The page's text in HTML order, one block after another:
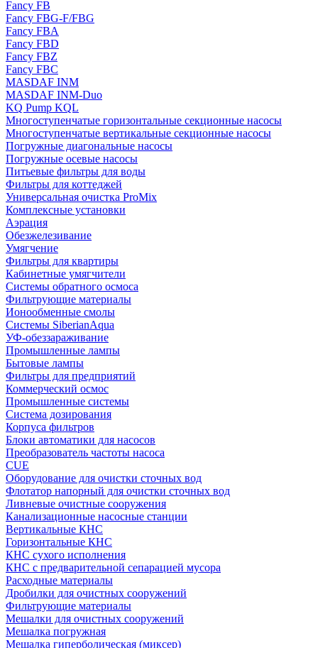
Fancy FB
Fancy FBG-F/FBG
Fancy FBA
Fancy FBD
Fancy FBZ
Fancy FBC
MASDAF INM
MASDAF INM-Duo
KQ Pump KQL
Многоступенчатые горизонтальные секционные насосы
Многоступенчатые вертикальные секционные насосы
Погружные диагональные насосы
Погружные осевые насосы
Питьевые фильтры для воды
Фильтры для коттеджей
Универсальная очистка ProMix
Комплексные установки
Аэрация
Обезжелезивание
Умягчение
Фильтры для квартиры
Кабинетные умягчители
Системы обратного осмоса
Фильтрующие материалы
Ионообменные смолы
Системы SiberianAqua
УФ-обеззараживание
Промышленные лампы
Бытовые лампы
Фильтры для предприятий
Коммерческий осмос
Промышленные системы
Система дозирования
Корпуса фильтров
Блоки автоматики для насосов
Преобразователь частоты насоса
CUE
Оборудование для очистки сточных вод
Флотатор напорный для очистки сточных вод
Ливневые очистные сооружения
Канализационные насосные станции
Вертикальные КНС
Горизонтальные КНС
КНС сухого исполнения
КНС с предварительной сепарацией мусора
Расходные материалы
Дробилки для очистных сооружений
Фильтрующие материалы
Мешалки для очистных сооружений
Мешалка погружная
Мешалка гиперболическая (миксер)